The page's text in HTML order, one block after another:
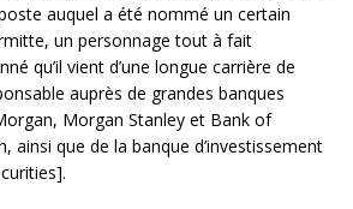
auquel a été nommé un certain
un personnage tout à fait
qu’il vient d’une longue carrière de
auprès de grandes banques
Morgan Stanley et Bank of
ainsi que de la banque d’investissement